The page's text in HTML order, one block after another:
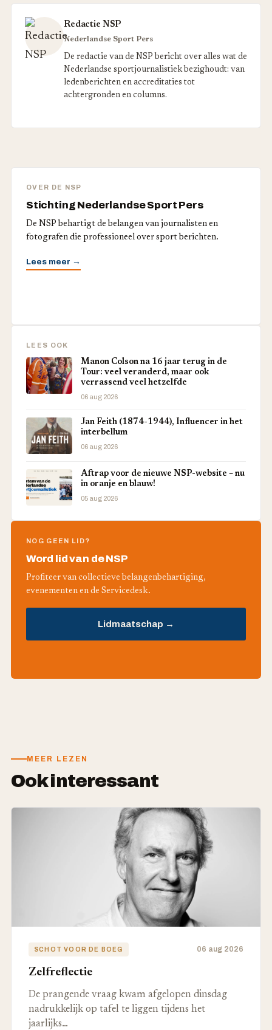
Redactie NSP
Nederlandse Sport Pers
De redactie van de NSP bericht over alles wat de
Nederlandse sportjournalistiek bezighoudt: van
ledenberichten en accreditaties tot
achtergronden en columns.
OVER DE NSP
Stichting Nederlandse Sport Pers
De NSP behartigt de belangen van journalisten en
fotografen die professioneel over sport berichten.
Lees meer →
LEES OOK
Manon Colson na 16 jaar terug in de
Tour: veel veranderd, maar ook
verrassend veel hetzelfde
06 aug 2026
Jan Feith (1874-1944), Influencer in het
interbellum
06 aug 2026
Aftrap voor de nieuwe NSP-website – nu
in oranje en blauw!
05 aug 2026
NOG GEEN LID?
Word lid van de NSP
Profiteer van collectieve belangenbehartiging,
evenementen en de Servicedesk.
Lidmaatschap →
MEER LEZEN
Ook interessant
SCHOT VOOR DE BOEG 06 aug 2026
Zelfreflectie
De prangende vraag kwam afgelopen dinsdag
nadrukkelijk op tafel te liggen tijdens het
jaarlijks…